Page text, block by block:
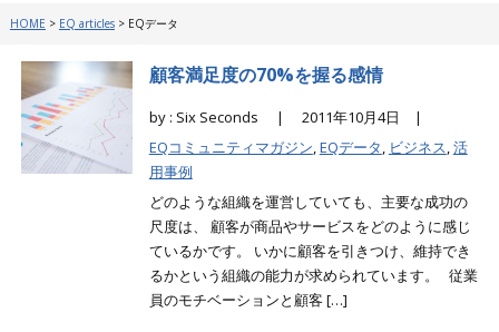
HOME > EQ articles> EQデータ
顧客満足度の70%を握る感情
by : Six Seconds |
2011年10月4日 |
EQコミュニティマガジン,EQデータ, ビジネス,活
用事例
どのような組織を運営していても、主要な成功の
尺度は、 顧客が商品やサービスをどのように感じ
ているかです。 いかに顧客を引きつけ、維持でき
るかという組織の能力が求められています。 従業
員のモチベーションと顧客 […]